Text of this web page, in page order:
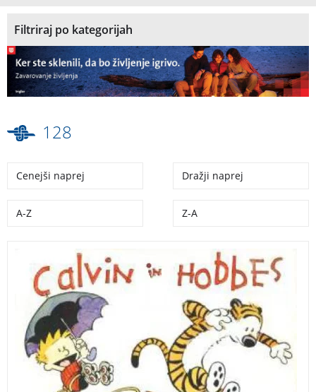
Filtriraj po kategorijah
128
Cenejši naprej Dražji naprej
A-Z Z-A
Že peta knjiga v seriji stripov o legendarnih junakih
Calvinu in Hobbesu.